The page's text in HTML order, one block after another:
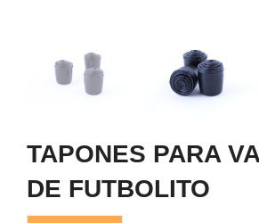
TAPONES PARA
DE FUTBOLITO